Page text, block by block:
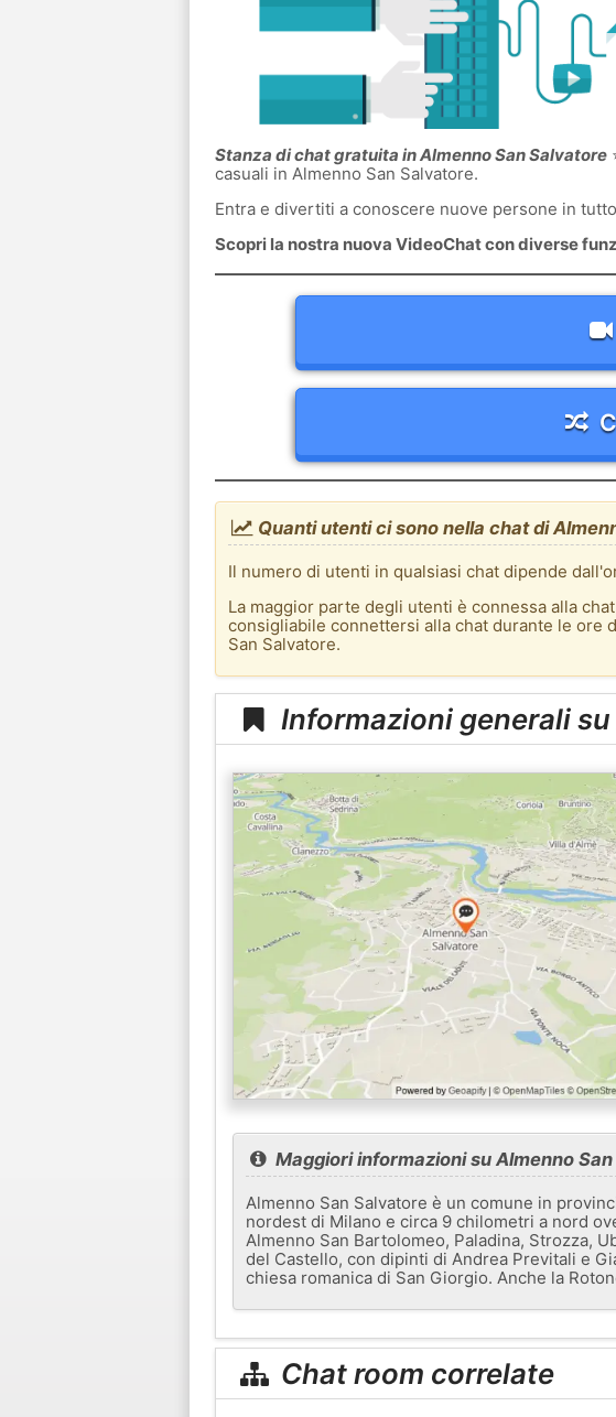
Stanza di chat gratuita in Almenno San Salvatore
casuali in Almenno San Salvatore.
Entra e divertiti a conoscere nuove persone in
Scopri la nostra nuova VideoChat con diverse
Quanti utenti ci sono nella chat di
Il numero di utenti in qualsiasi chat dipende
La maggior parte degli utenti è connessa alla
consigliabile connettersi alla chat durante le ore
San Salvatore.
Informazioni generali
Maggiori informazioni su Almenno
Almenno San Salvatore è un comune in
nordest di Milano e circa 9 chilometri a nord
Almenno San Bartolomeo, Paladina, Strozza,
del Castello, con dipinti di Andrea Previtali e
chiesa romanica di San Giorgio. Anche la
Chat room correlate